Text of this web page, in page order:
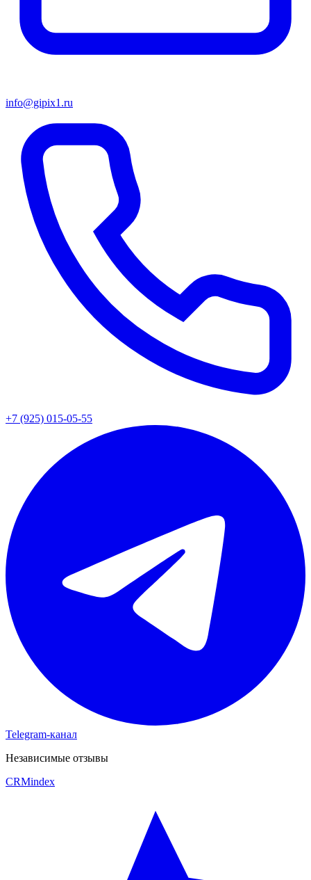
info@gipix1.ru
+7 (925) 015-05-55
Telegram-канал
Независимые отзывы
CRMindex